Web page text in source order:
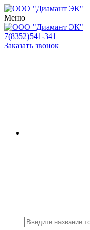
Меню
7(8352)541-341
Заказать звонок